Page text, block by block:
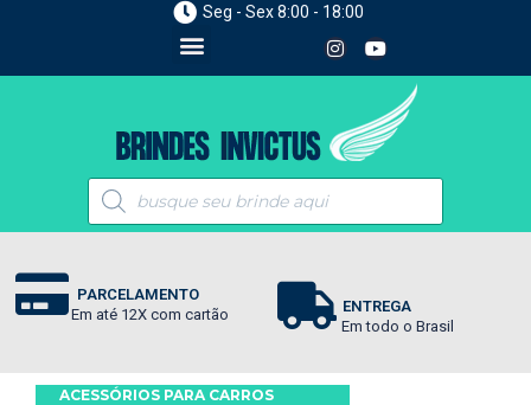
Seg - Sex 8:00 - 18:00
PARCELAMENTO
Em até 12X com cartão
ENTREGA
Em todo o Brasil
ACESSÓRIOS PARA CARROS